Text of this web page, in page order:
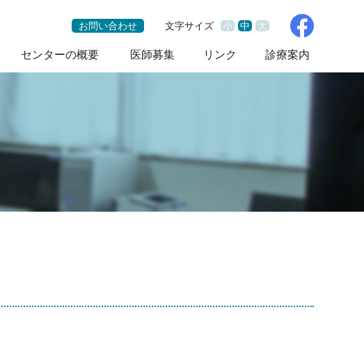
お問い合わせ 文字サイズ 小 中 大
センターの概要 医師募集 リンク 診療案内